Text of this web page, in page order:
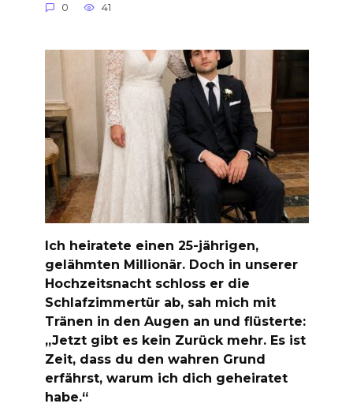
0 41
Ich heiratete einen 25-jährigen,
gelähmten Millionär. Doch in unserer
Hochzeitsnacht schloss er die
Schlafzimmertür ab, sah mich mit
Tränen in den Augen an und flüsterte:
„Jetzt gibt es kein Zurück mehr. Es ist
Zeit, dass du den wahren Grund
erfährst, warum ich dich geheiratet
habe.“